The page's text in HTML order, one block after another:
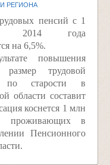
РЕГИОНА
пенсий с 1
2014 года
на 6,5%.
повышения
размер трудовой
по старости в
области составит
коснется 1 млн
проживающих в
Пенсионного